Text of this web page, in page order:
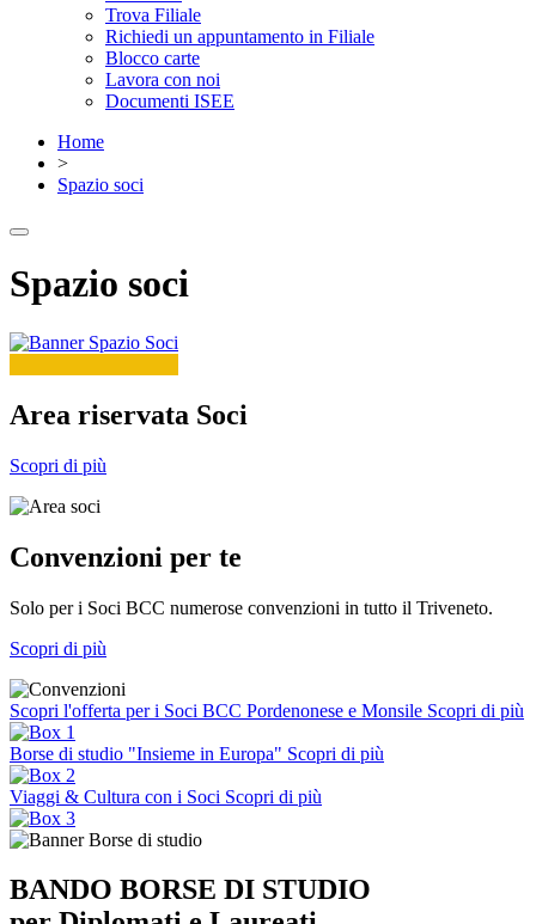
Trova Filiale
Richiedi un appuntamento in Filiale
Blocco carte
Lavora con noi
Documenti ISEE
Home
>
Spazio soci
Spazio soci
Area riservata Soci
Scopri di più
Convenzioni per te
Solo per i Soci BCC numerose convenzioni in tutto il Triveneto.
Scopri di più
Scopri l'offerta per i Soci BCC Pordenonese e Monsile Scopri di più
Borse di studio "Insieme in Europa" Scopri di più
Viaggi & Cultura con i Soci Scopri di più
BANDO BORSE DI STUDIO